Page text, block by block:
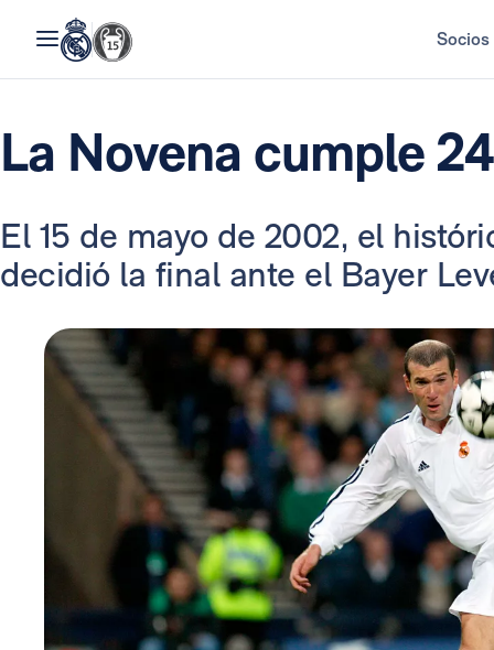
Socios
La Novena cumple
El 15 de mayo de 2002, el
decidió la final ante el Bayer